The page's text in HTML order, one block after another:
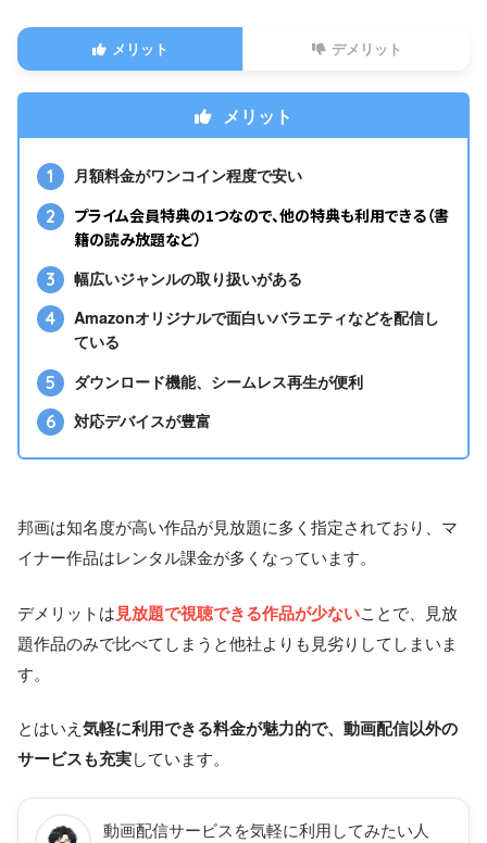
無料お試し 30日間
約10,000本
端末数
ダウンロード機能 あり
支払い方法
クレジットカード
後払い（ペイディ）
JCB Oki Dokiポイント
対応デバイス
Windows / Mac
iPod Touch
Android
Chromecast
Roku
スマートテレビ
Xbox One/Series X・S
Oculus(VR)
Pico G2 4K(VR)
メリット デメリット
メリット
月額料金がワンコイン程度で安い
プライム会員特典の1つなので、他の特典も利用できる（書
籍の読み放題など）
幅広いジャンルの取り扱いがある
Amazonオリジナルで面白いバラエティなどを配信し
ている
ダウンロード機能、シームレス再生が便利
対応デバイスが豊富
邦画は知名度が高い作品が見放題に多く指定されており、マ
イナー作品はレンタル課金が多くなっています。
デメリットは見放題で視聴できる作品が少ないことで、見放
題作品のみで比べてしまうと他社よりも見劣りしてしまいま
す。
とはいえ 気軽に利用できる料金が魅力的で、動画配信以外の
サービスも充実しています。
動画配信サービスを気軽に利用してみたい人